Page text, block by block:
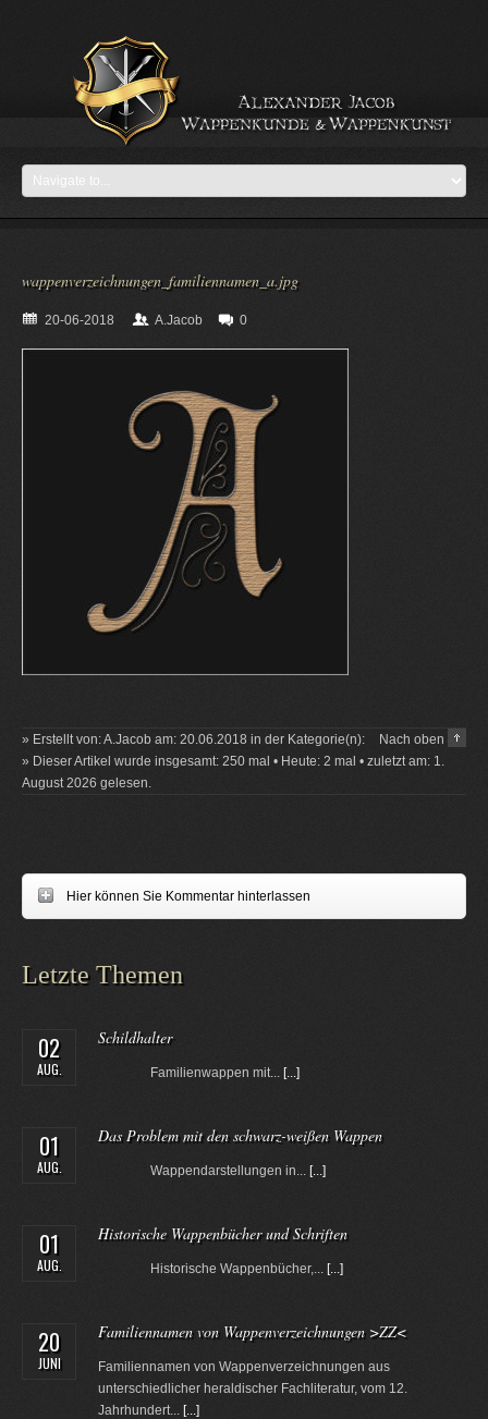
wappenverzeichnungen_familiennamen_a.jpg
20-06-2018 A.Jacob 0
Nach oben
» Erstellt von: A.Jacob am: 20.06.2018 in der Kategorie(n):
» Dieser Artikel wurde insgesamt: 250 mal • Heute: 2 mal • zuletzt am: 1.
August 2026 gelesen.
Hier können Sie Kommentar hinterlassen
Letzte Themen
02
AUG.
Schildhalter
Familienwappen mit... [...]
01
AUG.
Das Problem mit den schwarz-weißen Wappen
Wappendarstellungen in... [...]
01
AUG.
Historische Wappenbücher und Schriften
Historische Wappenbücher,... [...]
20
JUNI
Familiennamen von Wappenverzeichnungen >ZZ<
Familiennamen von Wappenverzeichnungen aus
unterschiedlicher heraldischer Fachliteratur, vom 12.
Jahrhundert... [...]